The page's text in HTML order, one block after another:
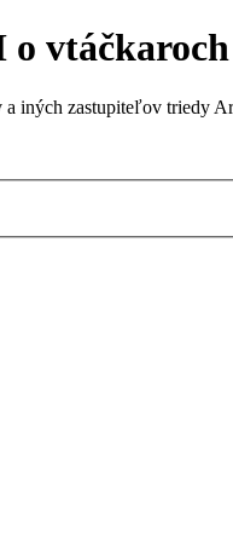
o vtáčkaroch
iných zastupiteľov triedy